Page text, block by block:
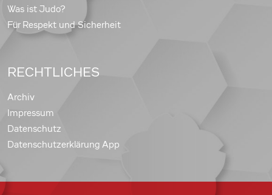
Was ist Judo?
Für Respekt und Sicherheit
RECHTLICHES
Archiv
Impressum
Datenschutz
Datenschutzerklärung App